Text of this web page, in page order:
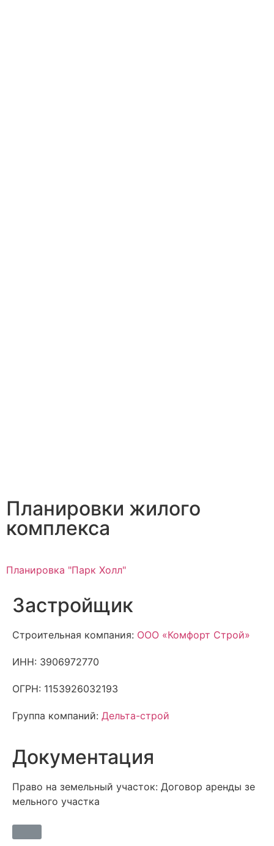
Планировки жилого
комплекса
Планировка "Парк Холл"
Застройщик
Строительная компания: ООО «Комфорт Строй»
ИНН: 3906972770
ОГРН: 1153926032193
Группа компаний: Дельта-строй
Документация
Право на земельный участок: До​говор арен​ды зе​
мель​но​го учас​тка